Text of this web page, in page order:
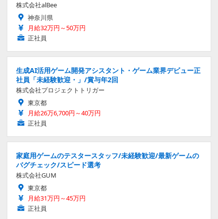
株式会社alBee
神奈川県
月給32万円～50万円
正社員
生成AI活用ゲーム開発アシスタント・ゲーム業界デビュー正
社員「未経験歓迎・」/賞与年2回
株式会社プロジェクトトリガー
東京都
月給26万6,700円～40万円
正社員
家庭用ゲームのテスタースタッフ/未経験歓迎/最新ゲームの
バグチェック/スピード選考
株式会社GUM
東京都
月給31万円～45万円
正社員